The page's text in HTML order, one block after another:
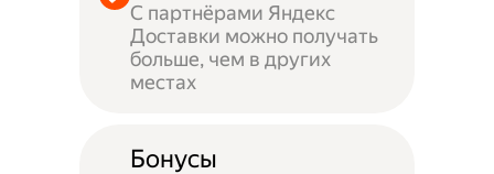
С партнёрами Яндекс
Доставки можно получать
больше, чем в других
местах
Бонусы